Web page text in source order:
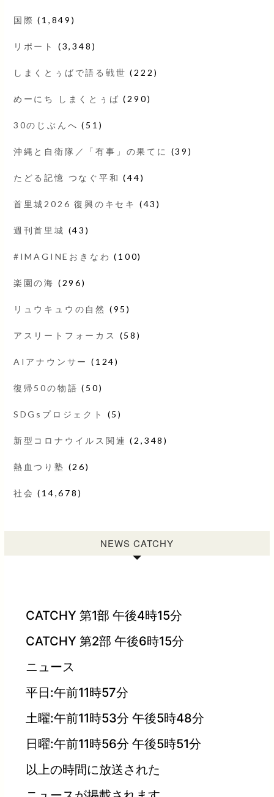
国際 (1,849)
リポート (3,348)
しまくとぅばで語る戦世 (222)
めーにち しまくとぅば (290)
30のじぶんへ (51)
沖縄と自衛隊／「有事」の果てに (39)
たどる記憶 つなぐ平和 (44)
首里城2026 復興のキセキ (43)
週刊首里城 (43)
#IMAGINEおきなわ (100)
楽園の海 (296)
リュウキュウの自然 (95)
アスリートフォーカス (58)
AIアナウンサー (124)
復帰50の物語 (50)
SDGsプロジェクト (5)
新型コロナウイルス関連 (2,348)
熱血つり塾 (26)
社会 (14,678)
NEWS CATCHY
CATCHY 第1部 午後4時15分
CATCHY 第2部 午後6時15分
ニュース
平日:午前11時57分
土曜:午前11時53分 午後5時48分
日曜:午前11時56分 午後5時51分
以上の時間に放送された